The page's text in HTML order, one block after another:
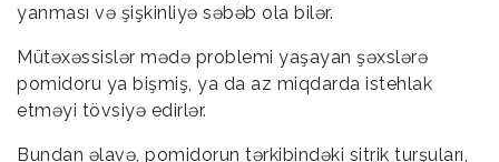
yanması və şişkinliyə səbəb ola bilər.
Mütəxəssislər mədə problemi yaşayan şəxslərə
pomidoru ya bişmiş, ya da az miqdarda istehlak
etməyi tövsiyə edirlər.
Bundan əlavə, pomidorun tərkibindəki sitrik turşuları,